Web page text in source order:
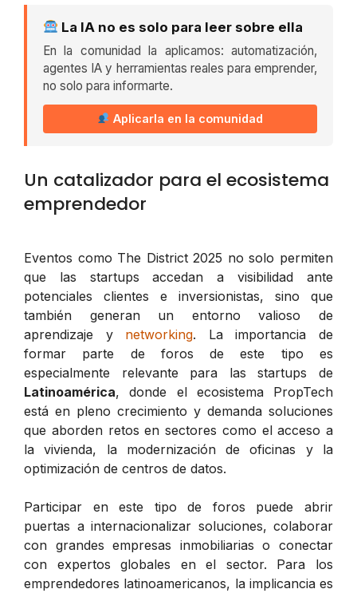
La IA no es solo para leer sobre ella
En la comunidad la aplicamos: automatización,
agentes IA y herramientas reales para emprender,
no solo para informarte.
Aplicarla en la comunidad
Un catalizador para el ecosistema
emprendedor
Eventos como The District 2025 no solo permiten
que las startups accedan a visibilidad ante
potenciales clientes e inversionistas, sino que
también generan un entorno valioso de
aprendizaje y networking. La importancia de
formar parte de foros de este tipo es
especialmente relevante para las startups de
Latinoamérica, donde el ecosistema PropTech
está en pleno crecimiento y demanda soluciones
que aborden retos en sectores como el acceso a
la vivienda, la modernización de oficinas y la
optimización de centros de datos.
Participar en este tipo de foros puede abrir
puertas a internacionalizar soluciones, colaborar
con grandes empresas inmobiliarias o conectar
con expertos globales en el sector. Para los
emprendedores latinoamericanos, la implicancia es